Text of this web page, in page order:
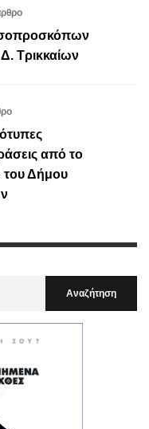
Τρικκαίων
από το
Δήμου